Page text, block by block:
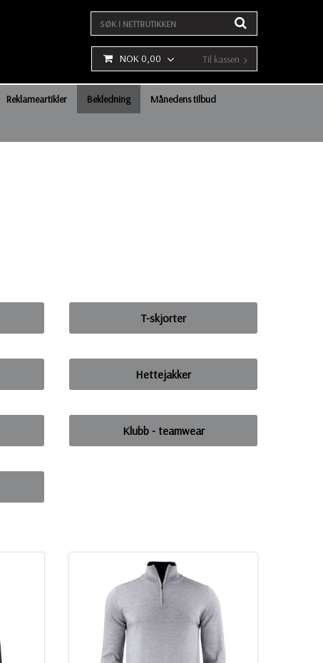
NOK 0,00 Til kassen
Reklameartikler Bekledning Månedens tilbud
T-skjorter
Hettejakker
Klubb - teamwear